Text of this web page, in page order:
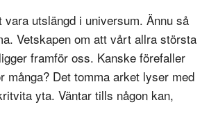
vara utslängd i universum. Ännu så
Vetskapen om att vårt allra största
framför oss. Kanske förefaller
många? Det tomma arket lyser med
yta. Väntar tills någon kan,